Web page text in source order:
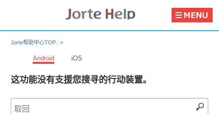
Jorte帮助中心TOP :>
Android iOS
这功能没有支援您搜寻的行动装置。